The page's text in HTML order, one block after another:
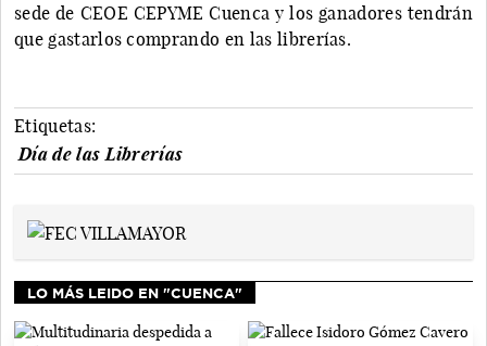
sede de CEOE CEPYME Cuenca y los ganadores tendrán
que gastarlos comprando en las librerías.
Etiquetas:
Día de las Librerías
LO MÁS LEIDO EN "CUENCA"